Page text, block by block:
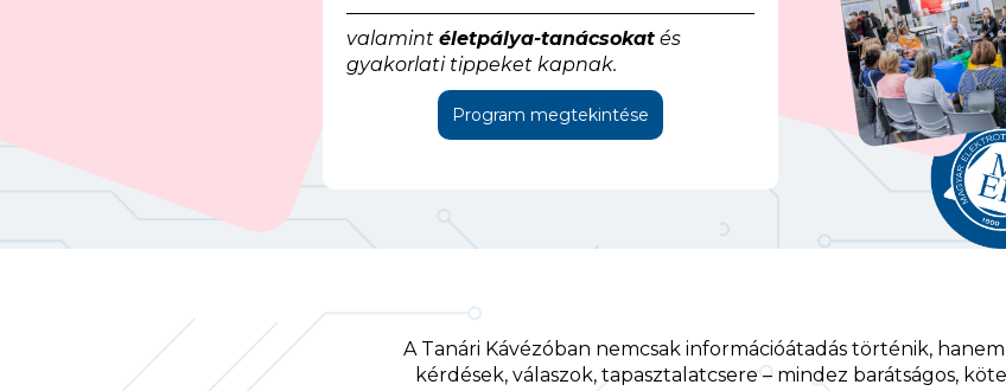
valamint életpálya-tanácsokat és
gyakorlati tippeket kapnak.
Program megtekintése
A Tanári Kávézóban nemcsak információátadás történik, hanem
kérdések, válaszok, tapasztalatcsere – mindez barátságos,